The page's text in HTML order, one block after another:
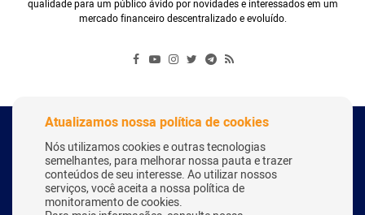
qualidade para um público ávido por novidades e interessados em um
mercado financeiro descentralizado e evoluído.
Copyright Webitcoin 2018 - Todos os Direitos Reservados
Desenvolvido por: Herick Correa
Atualizamos nossa política de cookies
Nós utilizamos cookies e outras tecnologias
semelhantes, para melhorar nossa pauta e trazer
conteúdos de seu interesse. Ao utilizar nossos
serviços, você aceita a nossa política de
monitoramento de cookies.